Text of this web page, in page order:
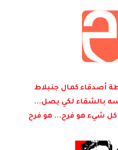
أصدقاء كمال جنبلاط
بالشقاء لكي يصل...
كل شيء هو فرح... هو فرح